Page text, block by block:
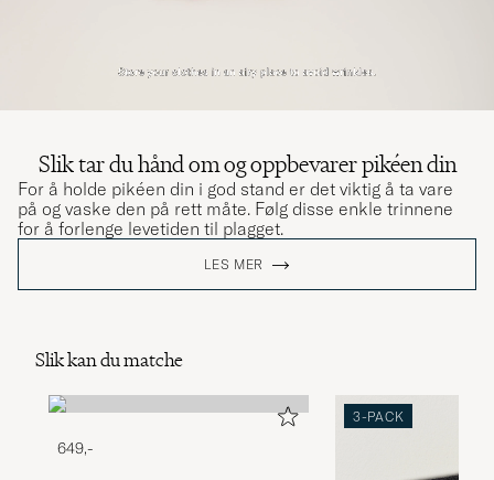
Slik tar du hånd om og oppbevarer pikéen din
For å holde pikéen din i god stand er det viktig å ta vare
på og vaske den på rett måte. Følg disse enkle trinnene
for å forlenge levetiden til plagget.
LES MER
Slik kan du matche
649,-
3-PACK